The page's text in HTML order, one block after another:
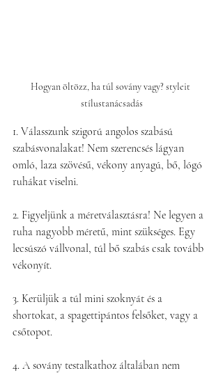
Hogyan öltözz, ha túl sovány vagy? styleit
stílustanácsadás
1. Válasszunk szigorú angolos szabású
szabásvonalakat! Nem szerencsés lágyan
omló, laza szövésű, vékony anyagú, bő, lógó
ruhákat viselni.
2. Figyeljünk a méretválasztásra! Ne legyen a
ruha nagyobb méretű, mint szükséges. Egy
lecsúszó vállvonal, túl bő szabás csak tovább
vékonyít.
3. Kerüljük a túl mini szoknyát és a
shortokat, a spagettipántos felsőket, vagy a
csőtopot.
4. A sovány testalkathoz általában nem